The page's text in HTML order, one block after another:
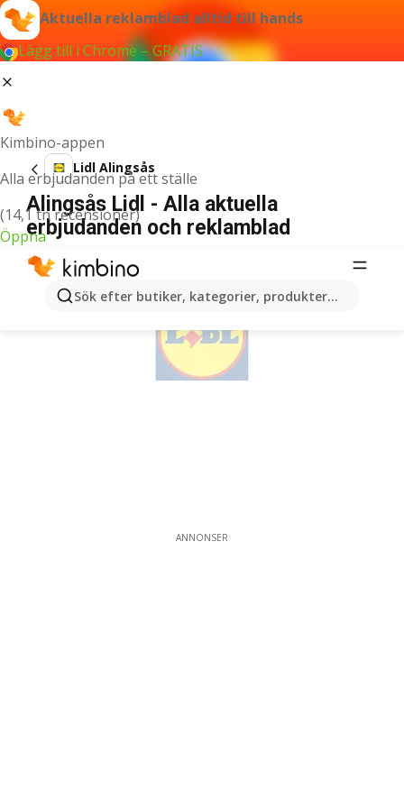
Aktuella reklamblad alltid till hands
Lägg till i Chrome – GRATIS
Kimbino-appen
Alla erbjudanden på ett ställe
(14,1 tn recensioner)
Öppna
Sök efter butiker, kategorier, produkter...
Lidl Alingsås
Alingsås Lidl - Alla aktuella
erbjudanden och reklamblad
ANNONSER